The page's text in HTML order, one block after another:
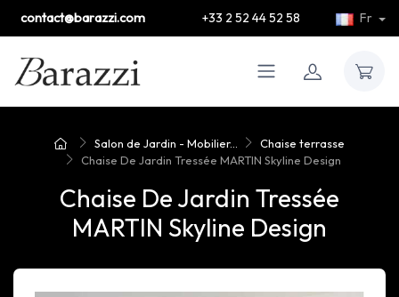
contact@barazzi.com +33 2 52 44 52 58 Fr
Salon de Jardin - Mobilier...
Chaise terrasse
Chaise De Jardin Tressée MARTIN Skyline Design
Chaise De Jardin Tressée
MARTIN Skyline Design